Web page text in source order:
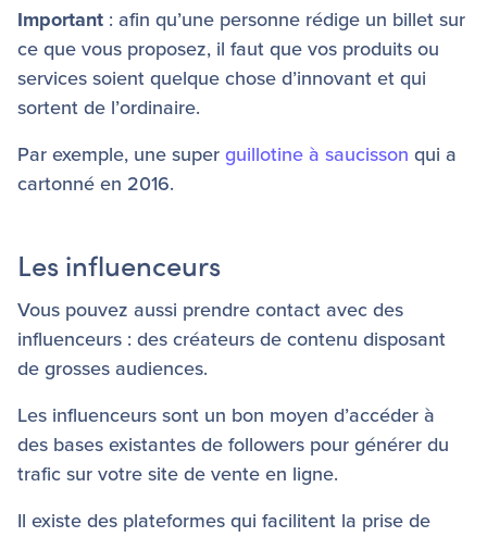
Important : afin qu’une personne rédige un billet sur
ce que vous proposez, il faut que vos produits ou
services soient quelque chose d’innovant et qui
sortent de l’ordinaire.
Par exemple, une super guillotine à saucisson qui a
cartonné en 2016.
Les influenceurs
Vous pouvez aussi prendre contact avec des
influenceurs : des créateurs de contenu disposant
de grosses audiences.
Les influenceurs sont un bon moyen d’accéder à
des bases existantes de followers pour générer du
trafic sur votre site de vente en ligne.
Il existe des plateformes qui facilitent la prise de